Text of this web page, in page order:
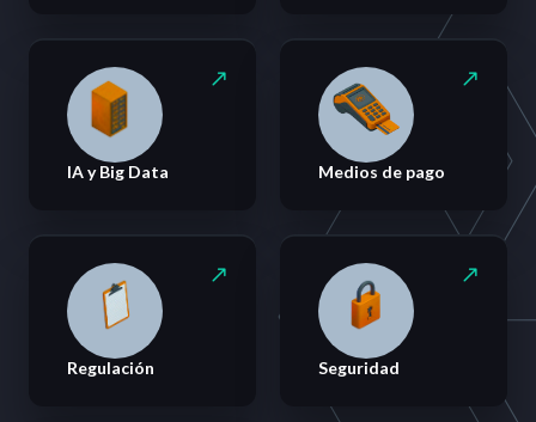
IA y Big Data Medios de pago
Regulación Seguridad